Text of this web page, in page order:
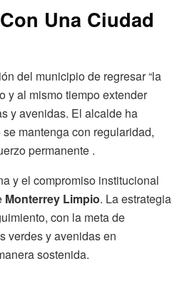
Una Ciudad
del municipio de regresar “la
y al mismo tiempo extender
y avenidas. El alcalde ha
mantenga con regularidad,
permanente .
y el compromiso institucional
Monterrey Limpio. La estrategia
con la meta de
verdes y avenidas en
sostenida.